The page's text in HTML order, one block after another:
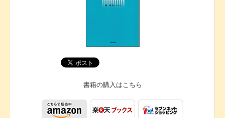
書籍の購入はこちら